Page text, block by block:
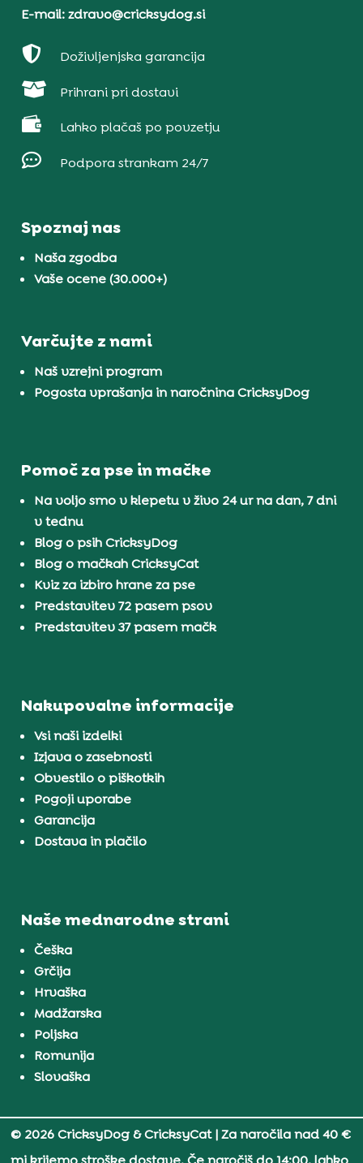
E-mail: zdravo@cricksydog.si
 Doživljenjska garancija
 Prihrani pri dostavi
 Lahko plačaš po povzetju
 Podpora strankam 24/7
Spoznaj nas
Naša zgodba
Vaše ocene (30.000+)
Varčujte z nami
Naš vzrejni program
Pogosta vprašanja in naročnina CricksyDog
Pomoč za pse in mačke
Na voljo smo v klepetu v živo 24 ur na dan, 7 dni
v tednu
Blog o psih CricksyDog
Blog o mačkah CricksyCat
Kviz za izbiro hrane za pse
Predstavitev 72 pasem psov
Predstavitev 37 pasem mačk
Nakupovalne informacije
Vsi naši izdelki
Izjava o zasebnosti
Obvestilo o piškotkih
Pogoji uporabe
Garancija
Dostava in plačilo
Naše mednarodne strani
Češka
Grčija
Hrvaška
Madžarska
Poljska
Romunija
Slovaška
© 2026 CricksyDog & CricksyCat| Za naročila nad 40 €